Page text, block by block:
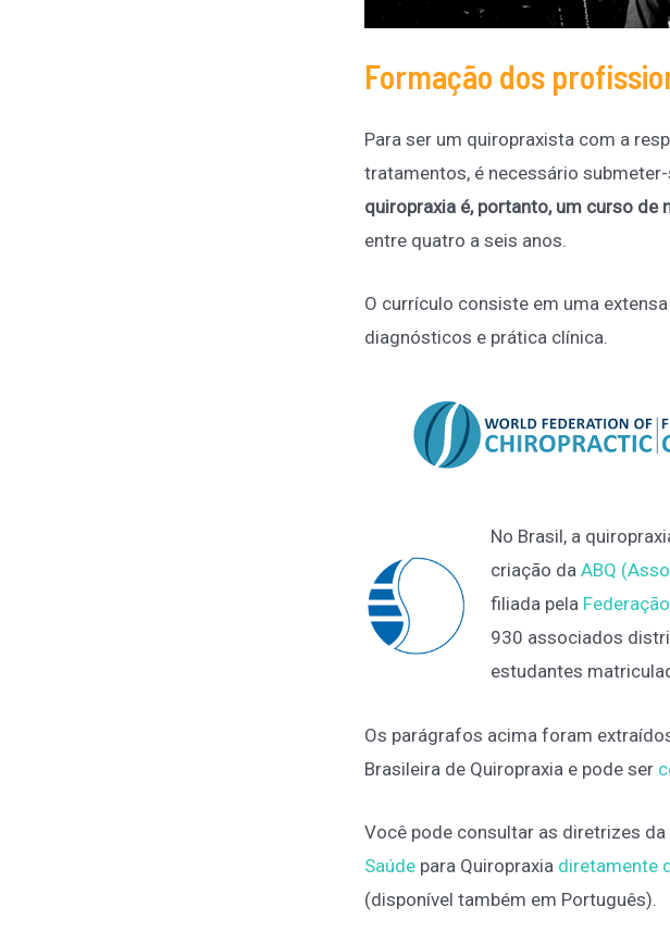
Formação dos
Para ser um quiropraxista com a
tratamentos, é necessário
quiropraxia é, portanto, um curso de
entre quatro a seis anos.
O currículo consiste em uma
diagnósticos e prática clínica.
No Brasil, a
criação daABQ
filiada pela
930 associados
estudantes
Os parágrafos acima foram
Brasileira de Quiropraxia e pode ser
Você pode consultar as diretrizes da
Saúde para Quiropraxia diretamente
(disponível também em Português).